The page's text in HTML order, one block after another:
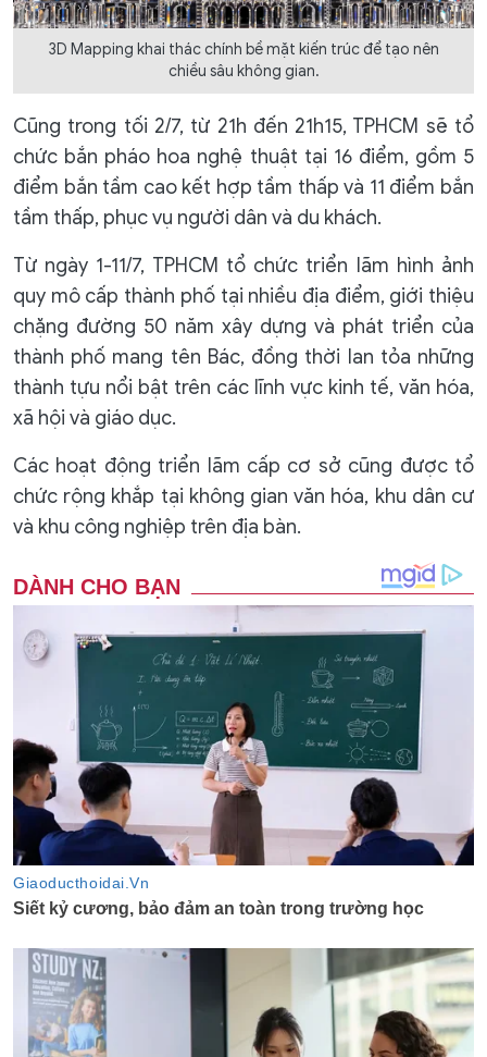
3D Mapping khai thác chính bề mặt kiến trúc để tạo nên
chiều sâu không gian.
Cũng trong tối 2/7, từ 21h đến 21h15, TPHCM sẽ tổ
chức bắn pháo hoa nghệ thuật tại 16 điểm, gồm 5
điểm bắn tầm cao kết hợp tầm thấp và 11 điểm bắn
tầm thấp, phục vụ người dân và du khách.
Từ ngày 1-11/7, TPHCM tổ chức triển lãm hình ảnh
quy mô cấp thành phố tại nhiều địa điểm, giới thiệu
chặng đường 50 năm xây dựng và phát triển của
thành phố mang tên Bác, đồng thời lan tỏa những
thành tựu nổi bật trên các lĩnh vực kinh tế, văn hóa,
xã hội và giáo dục.
Các hoạt động triển lãm cấp cơ sở cũng được tổ
chức rộng khắp tại không gian văn hóa, khu dân cư
và khu công nghiệp trên địa bàn.